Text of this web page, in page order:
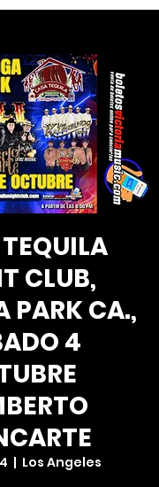
CLUB,
PARK CA.,
4
  |
Los Angeles